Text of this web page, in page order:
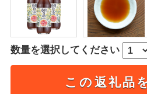
数量を選択してください
この返礼品